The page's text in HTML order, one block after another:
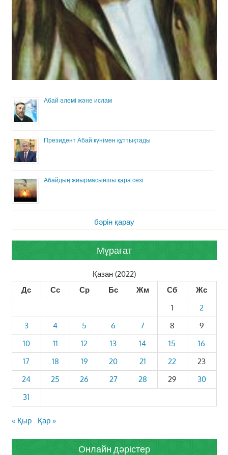
Абай әлемі және ислам
Президент Абай күнімен құттықтады
Абайдың жиырмасыншы қара сөзі
бәрін қарау
Мұрағат
Қазан (2022)
Дс
Сс Ср Бс Жм Сб
Жс
1
2
3
4 5 6 7 8
9
10
11 12 13 14 15
16
17
18 19 20 21 22
23
24
25 26 27 28 29
30
31
« Қыр Қар »
Онлайн дәрістер